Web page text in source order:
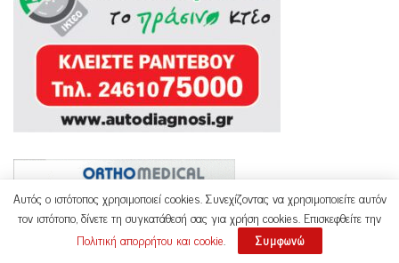
Αυτός ο ιστότοπος χρησιμοποιεί cookies. Συνεχίζοντας να χρησιμοποιείτε αυτόν
τον ιστότοπο, δίνετε τη συγκατάθεσή σας για χρήση cookies. Επισκεφθείτε την
Πολιτική απορρήτου και cookie. Συμφωνώ